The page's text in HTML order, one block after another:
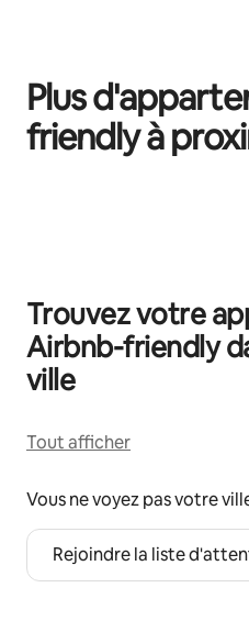
Plus
friendly à
Trouvez votre
Airbnb-friendly
ville
Tout afficher
Vous ne voyez pas votre
Rejoindre la liste